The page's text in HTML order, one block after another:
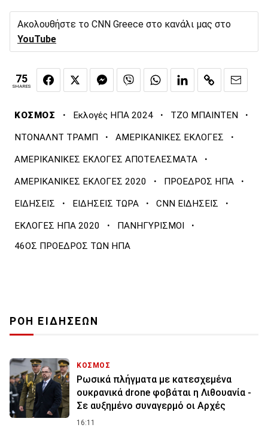
Ακολουθήστε το CNN Greece στο κανάλι μας στο
YouTube
75
SHARES
ΚΟΣΜΟΣ · Εκλογές ΗΠΑ 2024 · ΤΖΟ ΜΠΑΙΝΤΕΝ ·
ΝΤΟΝΑΛΝΤ ΤΡΑΜΠ · ΑΜΕΡΙΚΑΝΙΚΕΣ ΕΚΛΟΓΕΣ ·
ΑΜΕΡΙΚΑΝΙΚΕΣ ΕΚΛΟΓΕΣ ΑΠΟΤΕΛΕΣΜΑΤΑ ·
ΑΜΕΡΙΚΑΝΙΚΕΣ ΕΚΛΟΓΕΣ 2020 · ΠΡΟΕΔΡΟΣ ΗΠΑ ·
ΕΙΔΗΣΕΙΣ · ΕΙΔΗΣΕΙΣ ΤΩΡΑ · CNN ΕΙΔΗΣΕΙΣ ·
ΕΚΛΟΓΕΣ ΗΠΑ 2020 · ΠΑΝΗΓΥΡΙΣΜΟΙ ·
46ΟΣ ΠΡΟΕΔΡΟΣ ΤΩΝ ΗΠΑ
ΡΟΗ ΕΙΔΗΣΕΩΝ
ΚΟΣΜΟΣ
Ρωσικά πλήγματα με κατεσχεμένα
ουκρανικά drone φοβάται η Λιθουανία -
Σε αυξημένο συναγερμό οι Αρχές
16:11